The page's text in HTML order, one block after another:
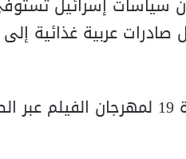
عربية غذائية إلى
ثقافيا، زاكورة تستعد لاحتضان الدورة 19